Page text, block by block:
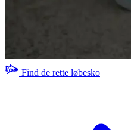
Find de rette løbesko